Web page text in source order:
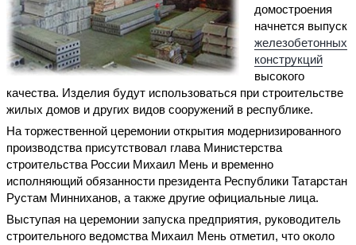
домостроения
начнется выпуск
железобетонных
конструкций
высокого
качества. Изделия будут использоваться при строительстве
жилых домов и других видов сооружений в республике.
На торжественной церемонии открытия модернизированного
производства присутствовал глава Министерства
строительства России Михаил Мень и временно
исполняющий обязанности президента Республики Татарстан
Рустам Минниханов, а также другие официальные лица.
Выступая на церемонии запуска предприятия, руководитель
строительного ведомства Михаил Мень отметил, что около